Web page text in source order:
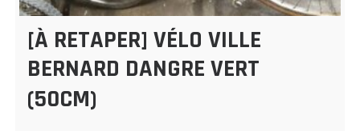
[À RETAPER] VÉLO VILLE
BERNARD DANGRE VERT
(50CM)